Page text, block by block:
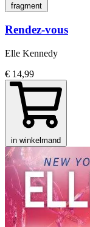
fragment
Rendez-vous
Elle Kennedy
€ 14,99
in winkelmand